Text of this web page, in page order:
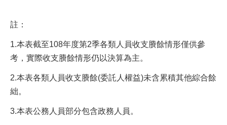
註：
1.本表截至108年度第2季各類人員收支賸餘情形僅供參
考，實際收支賸餘情形仍以決算為主。
2.本表各類人員收支賸餘(委託人權益)未含累積其他綜合餘
絀。
3.本表公務人員部分包含政務人員。